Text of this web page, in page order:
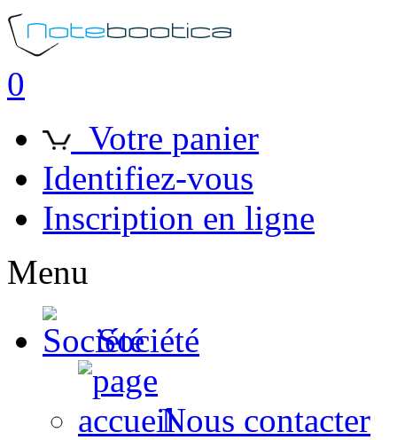
0
Votre panier
Identifiez-vous
Inscription en ligne
Menu
Société
Nous contacter